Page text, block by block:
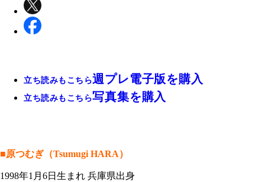
立ち読みもこちら週プレ電子版を購入
立ち読みもこちら写真集を購入
■原つむぎ（Tsumugi HARA）
1998年1月6日生まれ 兵庫県出身